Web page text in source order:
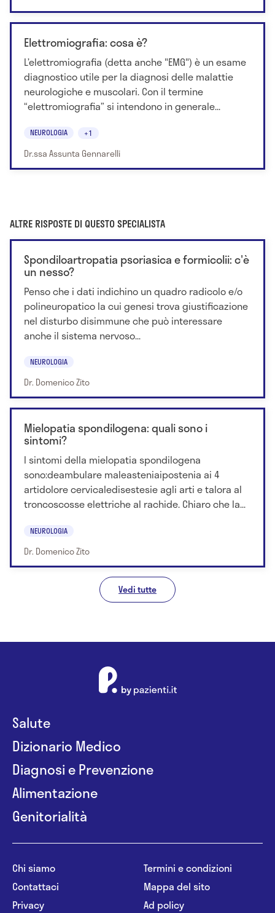
Elettromiografia: cosa è?
L’elettromiografia (detta anche "EMG") è un esame
diagnostico utile per la diagnosi delle malattie
neurologiche e muscolari. Con il termine
“elettromiografia” si intendono in generale...
NEUROLOGIA +1
Dr.ssa Assunta Gennarelli
ALTRE RISPOSTE DI QUESTO SPECIALISTA
Spondiloartropatia psoriasica e formicolii: c'è
un nesso?
Penso che i dati indichino un quadro radicolo e/o
polineuropatico la cui genesi trova giustificazione
nel disturbo disimmune che può interessare
anche il sistema nervoso...
NEUROLOGIA
Dr. Domenico Zito
Mielopatia spondilogena: quali sono i
sintomi?
I sintomi della mielopatia spondilogena
sono:deambulare maleasteniaipostenia ai 4
artidolore cervicaledisestesie agli arti e talora al
troncoscosse elettriche al rachide. Chiaro che la...
NEUROLOGIA
Dr. Domenico Zito
Vedi tutte
Salute
Dizionario Medico
Diagnosi e Prevenzione
Alimentazione
Genitorialità
Chi siamo
Contattaci
Privacy
Termini e condizioni
Mappa del sito
Ad policy